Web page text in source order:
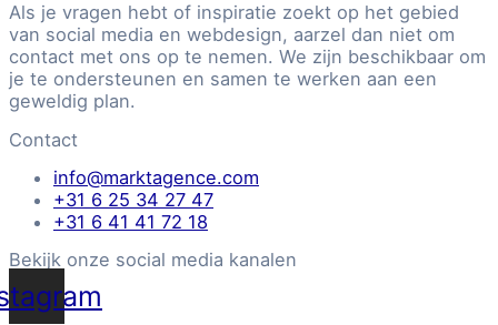
Als je vragen hebt of inspiratie zoekt op het gebied
van social media en webdesign, aarzel dan niet om
contact met ons op te nemen. We zijn beschikbaar om
je te ondersteunen en samen te werken aan een
geweldig plan.
Contact
info@marktagence.com
+31 6 25 34 27 47
+31 6 41 41 72 18
Bekijk onze social media kanalen